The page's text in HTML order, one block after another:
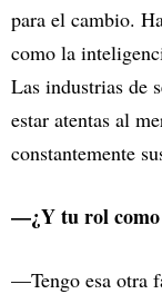
para el cambio.
como la
Las industrias de
estar atentas al
constantemente
—¿Y tu rol como
—Tengo esa otra